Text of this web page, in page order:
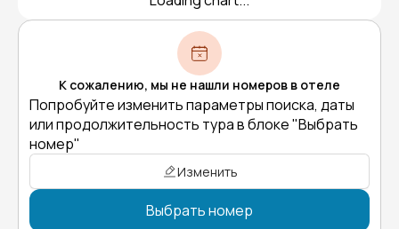
К сожалению, мы не нашли номеров в отеле
Попробуйте изменить параметры поиска, даты
или продолжительность тура в блоке "Выбрать
номер"
Изменить
Выбрать номер